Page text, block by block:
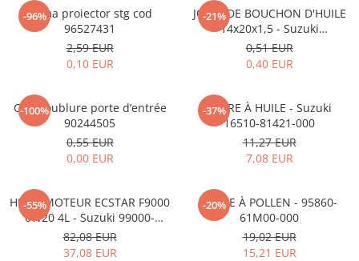
MOVANO
TIGRA-B 2004-2009
VIVARO
ZAFIRA
Mazda CX-80 KL
SX4 S-CROSS Hybrid 48V 2020-
prezent
S-CROSS HYBRID 48V 2022-prezent
VITARA Hybrid 48V 2020-prezent
VITARA Strong Hybrid 140V 2022-
SPARK M300 2010-2018
-96%
Rama proiector stg cod
96527431
2,59 EUR
0,10 EUR
-21%
JOINT DE BOUCHON D'HUILE
14x20x1,5 - Suzuki
09168M14015-000
0,51 EUR
0,40 EUR
-100%
Clip doublure porte d’entrée
90244505
0,55 EUR
0,00 EUR
-37%
FILTRE À HUILE - Suzuki
16510-81421-000
11,27 EUR
7,08 EUR
-55%
HUILE MOTEUR ECSTAR F9000
0W20 4L - Suzuki 99000-
21E20-047
82,08 EUR
37,08 EUR
-20%
FILTRE À POLLEN - 95860-
61M00-000
19,02 EUR
15,21 EUR